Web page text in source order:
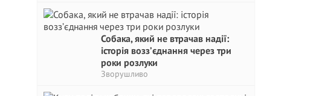
Собака, який не втрачав надії:
історія возз’єднання через три
роки розлуки
Зворушливо